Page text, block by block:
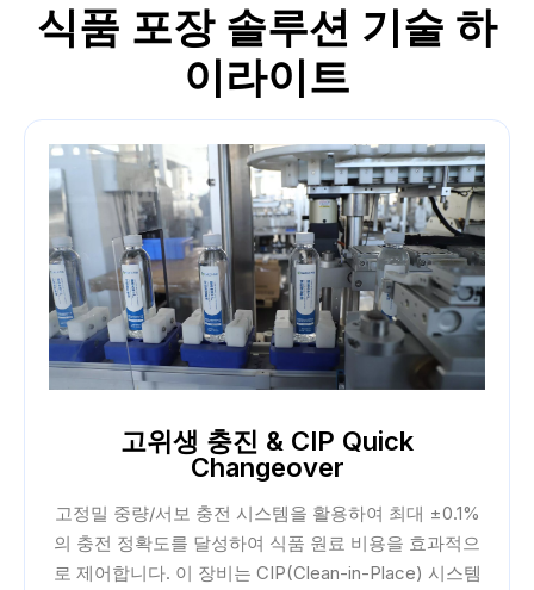
식품 포장 솔루션 기술 하
이라이트
고위생 충진 & CIP Quick
Changeover
고정밀 중량/서보 충전 시스템을 활용하여 최대 ±0.1%
의 충전 정확도를 달성하여 식품 원료 비용을 효과적으
로 제어합니다. 이 장비는 CIP(Clean-in-Place) 시스템